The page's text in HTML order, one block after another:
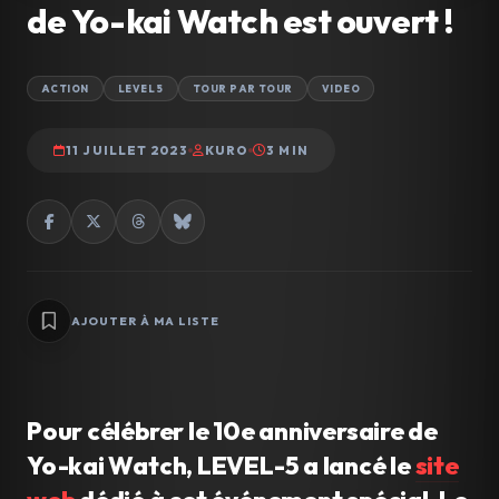
de Yo-kai Watch est ouvert !
ACTION LEVEL 5 TOUR PAR TOUR VIDEO
11 JUILLET 2023 KURO 3 MIN
AJOUTER À MA LISTE
Pour célébrer le 10e anniversaire de
Yo-kai Watch, LEVEL-5 a lancé lesite